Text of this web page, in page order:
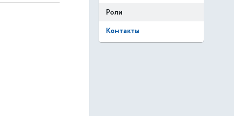
Роли
Контакты